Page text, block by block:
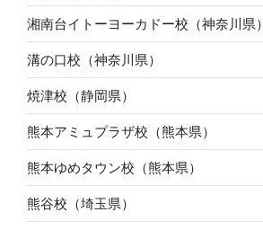
湘南台イトーヨーカドー校（神奈川県）
溝の口校（神奈川県）
焼津校（静岡県）
熊本アミュプラザ校（熊本県）
熊本ゆめタウン校（熊本県）
熊谷校（埼玉県）